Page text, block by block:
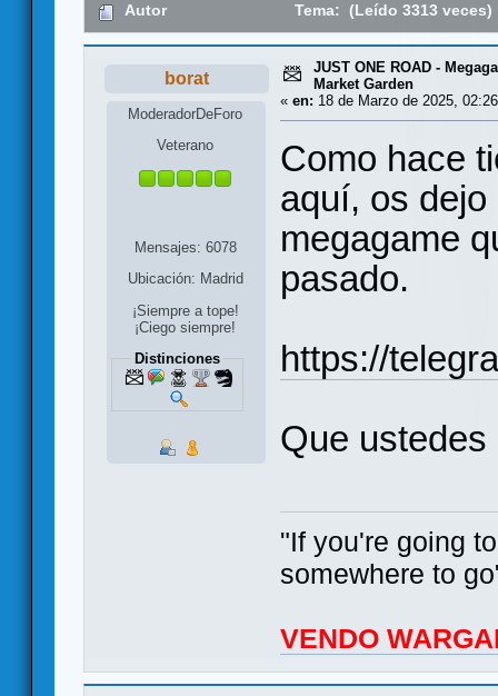
Autor Tema: (Leído 3313 veces)
borat
ModeradorDeForo
Veterano
Mensajes: 6078
Ubicación: Madrid
¡Siempre a tope!
¡Ciego siempre!
Distinciones
JUST ONE ROAD -
Market Garden
« en: 18 de Marzo de 2025,
Como hace
aquí, os dejo
megagame
pasado.
https://
Que
"If you're going
somewhere to
VENDO